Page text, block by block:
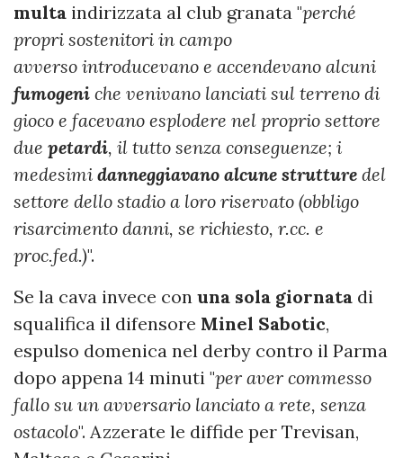
multa indirizzata al club granata "perché
propri sostenitori in campo
avverso introducevano e accendevano alcuni
fumogeni che venivano lanciati sul terreno di
gioco e facevano esplodere nel proprio settore
due petardi, il tutto senza conseguenze; i
medesimi danneggiavano alcune strutture del
settore dello stadio a loro riservato (obbligo
risarcimento danni, se richiesto, r.cc. e
proc.fed.)".
Se la cava invece con una sola giornata di
squalifica il difensore Minel Sabotic,
espulso domenica nel derby contro il Parma
dopo appena 14 minuti "per aver commesso
fallo su un avversario lanciato a rete, senza
ostacolo". Azzerate le diffide per Trevisan,